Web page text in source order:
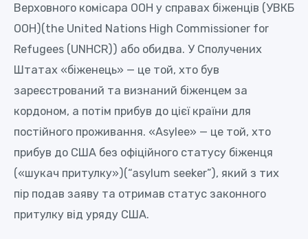
Верховного комісара ООН у справах біженців (УВКБ
ООН)(the United Nations High Commissioner for
Refugees (UNHCR)) або обидва. У Сполучених
Штатах «біженець» — це той, хто був
зареєстрований та визнаний біженцем за
кордоном, а потім прибув до цієї країни для
постійного проживання. «Asylee» — це той, хто
прибув до США без офіційного статусу біженця
(«шукач притулку»)(“asylum seeker”), який з тих
пір подав заяву та отримав статус законного
притулку від уряду США.